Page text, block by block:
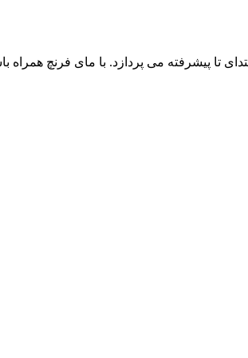
تا پیشرفته می پردازد. با مای فرنچ همراه